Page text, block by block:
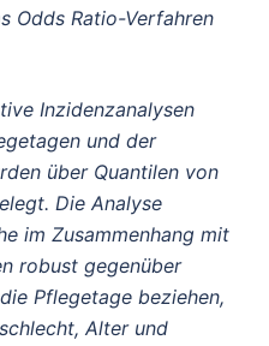
Odds Ratio-Verfahren
Inzidenzanalysen
und der
über Quantilen von
Die Analyse
im Zusammenhang mit
robust gegenüber
Pflegetage beziehen,
Alter und